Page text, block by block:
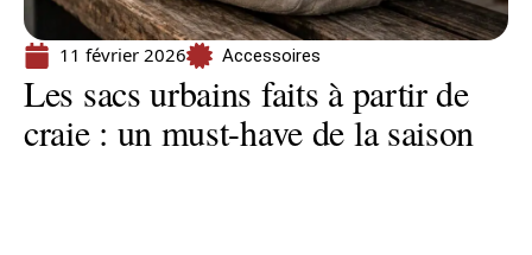
11 février 2026 Accessoires
Les sacs urbains faits à partir de
craie : un must-have de la saison